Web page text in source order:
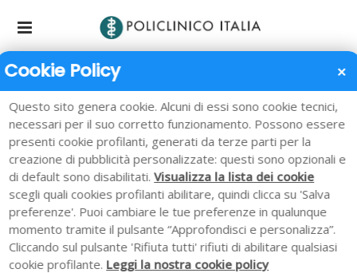
Ambulatorio di Medicina Fisica e
Riabilitazione
/ Ambulatorio di Medicina Fisica e Riabilitazione
Trattamenti Fisioterapici e
Riabilitativi
Cookie Policy ✕
Questo sito genera cookie. Alcuni di essi sono cookie tecnici,
necessari per il suo corretto funzionamento. Possono essere
presenti cookie profilanti, generati da terze parti per la
creazione di pubblicità personalizzate: questi sono opzionali e
di default sono disabilitati.Visualizza la lista dei cookie
scegli quali cookies profilanti abilitare, quindi clicca su 'Salva
preferenze'. Puoi cambiare le tue preferenze in qualunque
momento tramite il pulsante “Approfondisci e personalizza”.
Cliccando sul pulsante 'Rifiuta tutti' rifiuti di abilitare qualsiasi
cookie profilante. Leggi la nostra cookie policy